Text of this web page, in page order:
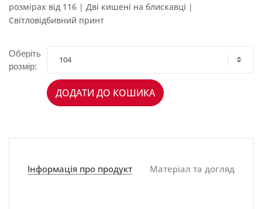
розмірах від 116 | Дві кишені на блискавці |
Світловідбивний принт
Оберіть
розмір:
104
ДОДАТИ ДО КОШИКА
Інформація про продукт Матеріал та догляд